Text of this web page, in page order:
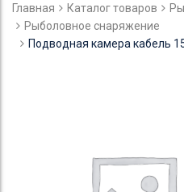
Главная Каталог товаров
Рыболовное снаряжение
Подводная камера кабель